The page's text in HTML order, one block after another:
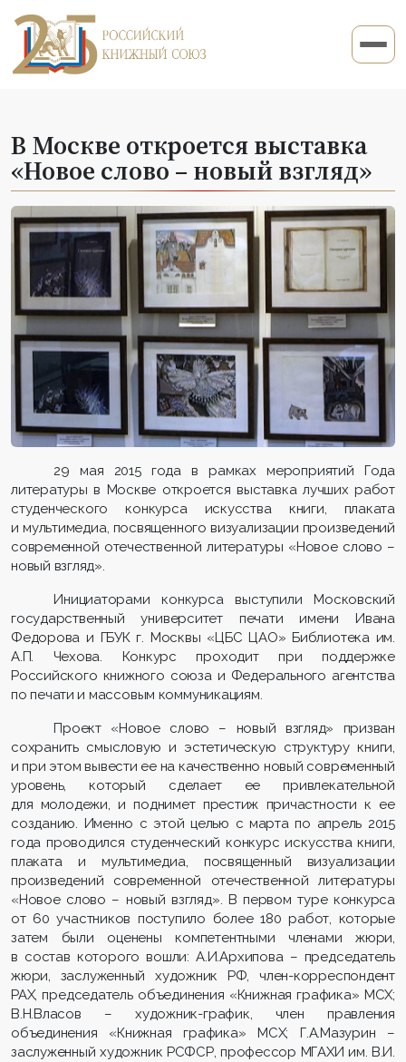
В Москве откроется выставка
«Новое слово – новый взгляд»
29 мая 2015 года в рамках мероприятий Года
литературы в Москве откроется выставка лучших работ
студенческого конкурса искусства книги, плаката
и мультимедиа, посвященного визуализации произведений
современной отечественной литературы «Новое слово –
новый взгляд».
Инициаторами конкурса выступили Московский
государственный университет печати имени Ивана
Федорова и ГБУК г. Москвы «ЦБС ЦАО» Библиотека им.
А.П. Чехова. Конкурс проходит при поддержке
Российского книжного союза и Федерального агентства
по печати и массовым коммуникациям.
Проект «Новое слово – новый взгляд» призван
сохранить смысловую и эстетическую структуру книги,
и при этом вывести ее на качественно новый современный
уровень, который сделает ее привлекательной
для молодежи, и поднимет престиж причастности к ее
созданию. Именно с этой целью с марта по апрель 2015
года проводился студенческий конкурс искусства книги,
плаката и мультимедиа, посвященный визуализации
произведений современной отечественной литературы
«Новое слово – новый взгляд». В первом туре конкурса
от 60 участников поступило более 180 работ, которые
затем были оценены компетентными членами жюри,
в состав которого вошли: А.И.Архипова – председатель
жюри, заслуженный художник РФ, член-корреспондент
РАХ, председатель объединения «Книжная графика» МСХ;
В.Н.Власов – художник-график, член правления
объединения «Книжная графика» МСХ; Г.А.Мазурин –
заслуженный художник РСФСР, профессор МГАХИ им. В.И.